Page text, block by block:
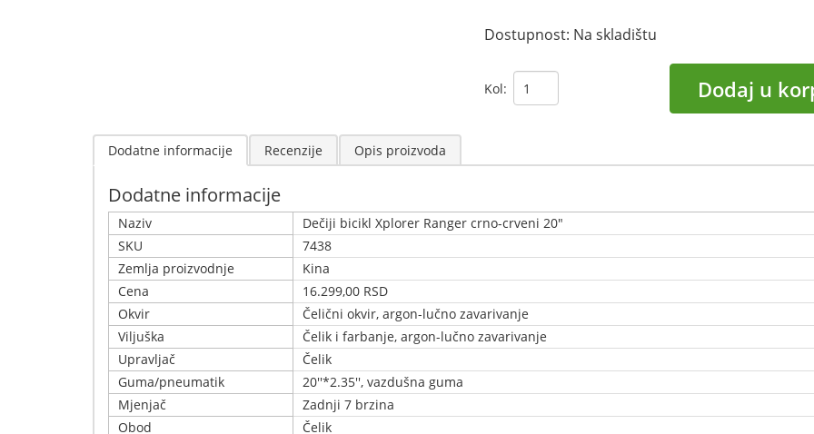
Dostupnost: Na skladištu
Kol: Dodaj u
Dodatne informacije Recenzije Opis proizvoda
Dodatne informacije
Naziv
Dečiji bicikl Xplorer Ranger crno-crveni 20"
SKU
7438
Zemlja proizvodnje
Kina
Cena
16.299,00 RSD
Okvir
Čelični okvir, argon-lučno zavarivanje
Viljuška
Čelik i farbanje, argon-lučno zavarivanje
Upravljač
Čelik
Guma/pneumatik
20''*2.35'', vazdušna guma
Mjenjač
Zadnji 7 brzina
Obod
Čelik